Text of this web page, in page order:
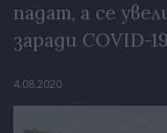
падат, а се
заради COVID-19
4.08.2020